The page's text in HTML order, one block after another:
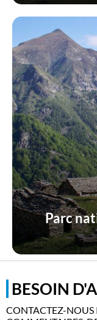
Parc
BESOIN
CONTACTEZ-NOUS